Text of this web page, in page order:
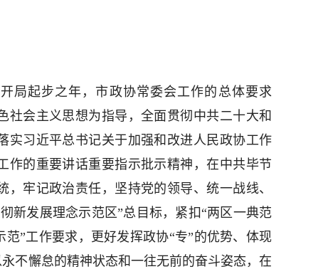
局起步之年，市政协常委会工作的总体要求
社会主义思想为指导，全面贯彻中共二十大和
实习近平总书记关于加强和改进人民政协工作
作的重要讲话重要指示批示精神，在中共毕节
牢记政治责任，坚持党的领导、统一战线、
新发展理念示范区”总目标，紧扣“两区一典范
”工作要求，更好发挥政协“专”的优势、体现
不懈怠的精神状态和一往无前的奋斗姿态，在